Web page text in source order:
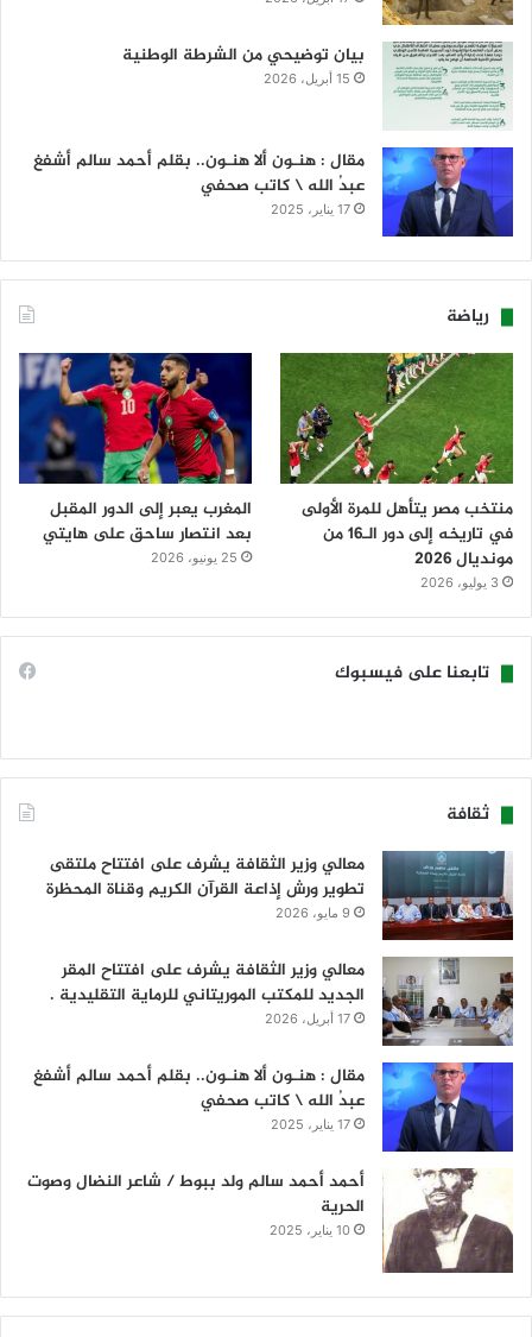
بيان توضيحي من الشرطة الوطنية
15 أبريل، 2026
مقال : هنـون ألا هنـون.. بقلم أحمد سالم أشفغ
عبدُ الله \ كاتب صحفي
17 يناير، 2025
رياضة
منتخب مصر يتأهل للمرة الأولى
في تاريخه إلى دور الـ16 من
مونديال 2026
3 يوليو، 2026
المغرب يعبر إلى الدور المقبل
بعد انتصار ساحق على هايتي
25 يونيو، 2026
تابعنا على فيسبوك
ثقافة
معالي وزير الثقافة يشرف على افتتاح ملتقى
تطوير ورش إذاعة القرآن الكريم وقناة المحظرة
9 مايو، 2026
معالي وزير الثقافة يشرف على افتتاح المقر
الجديد للمكتب الموريتاني للرماية التقليدية .
17 أبريل، 2026
مقال : هنـون ألا هنـون.. بقلم أحمد سالم أشفغ
عبدُ الله \ كاتب صحفي
17 يناير، 2025
أحمد أحمد سالم ولد ببوط / شاعر النضال وصوت
الحرية
10 يناير، 2025